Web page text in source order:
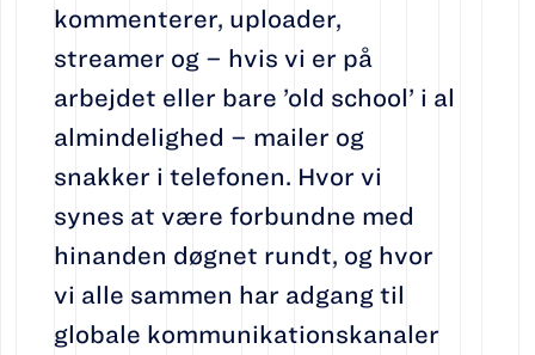
kommenterer, uploader,
streamer og – hvis vi er på
arbejdet eller bare ’old school’ i al
almindelighed – mailer og
snakker i telefonen. Hvor vi
synes at være forbundne med
hinanden døgnet rundt, og hvor
vi alle sammen har adgang til
globale kommunikationskanaler